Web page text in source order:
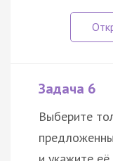
Задача 6
Выберите